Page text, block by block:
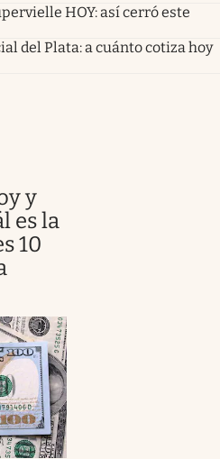
HOY: así cerró este
del Plata: a cuánto cotiza hoy
y
es la
10